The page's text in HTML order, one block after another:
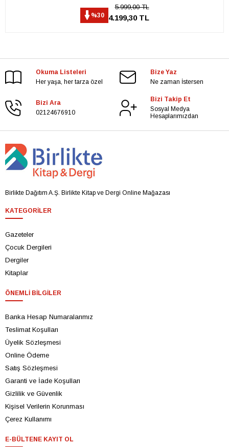
%30
5.999,00 TL
4.199,30 TL
Okuma Listeleri
Her yaşa, her tarza özel
Bize Yaz
Ne zaman İstersen
Bizi Ara
02124676910
Bizi Takip Et
Sosyal Medya
Hesaplarımızdan
Birlikte Dağıtım A.Ş. Birlikte Kitap ve Dergi Online Mağazası
KATEGORILER
Gazeteler
Çocuk Dergileri
Dergiler
Kitaplar
ÖNEMLI BILGILER
Banka Hesap Numaralarımız
Teslimat Koşulları
Üyelik Sözleşmesi
Online Ödeme
Satış Sözleşmesi
Garanti ve İade Koşulları
Gizlilik ve Güvenlik
Kişisel Verilerin Korunması
Çerez Kullanımı
E-BÜLTENE KAYIT OL